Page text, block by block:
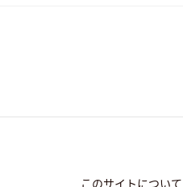
このサイトについて